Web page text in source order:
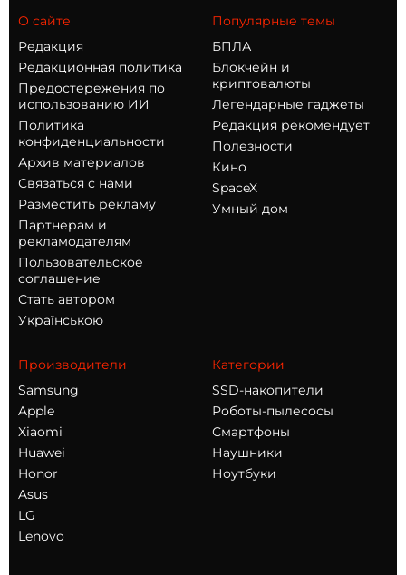
О сайте
Редакция
Редакционная политика
Предостережения по
использованию ИИ
Политика
конфиденциальности
Архив материалов
Связаться с нами
Разместить рекламу
Партнерам и
рекламодателям
Пользовательское
соглашение
Стать автором
Українською
Популярные темы
БПЛА
Блокчейн и
криптовалюты
Легендарные гаджеты
Редакция рекомендует
Полезности
Кино
SpaceX
Умный дом
Производители
Samsung
Apple
Xiaomi
Huawei
Honor
Asus
LG
Lenovo
Категории
SSD-накопители
Роботы-пылесосы
Смартфоны
Наушники
Ноутбуки